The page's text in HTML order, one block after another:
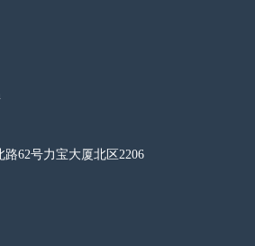
62号力宝大厦北区2206